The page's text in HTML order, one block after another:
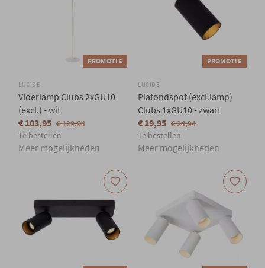
PROMOTIE
LUCIDE
Vloerlamp Clubs 2xGU10
(excl.) - wit
€ 103,95 € 129,94
Te bestellen
Meer mogelijkheden
PROMOTIE
LUCIDE
Plafondspot (excl.lamp)
Clubs 1xGU10 - zwart
€ 19,95 € 24,94
Te bestellen
Meer mogelijkheden